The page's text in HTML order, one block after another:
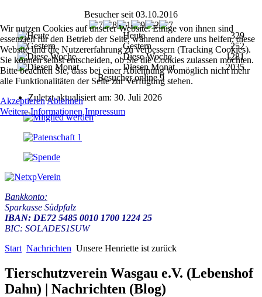
Besucher seit 03.10.2016
Heute
329
Gestern
252
Diese Woche
1281
Diesen Monat
2035
Besucher online 9
Zuletzt aktualisiert am: 30. Juli 2026
Bankkonto:
Sparkasse Südpfalz
IBAN: DE72 5485 0010 1700 1224 25
BIC: SOLADES1SUW
Start Nachrichten Unsere Henriette ist zurück
Tierschutzverein Wasgau e.V. (Lebenshof
Dahn) | Nachrichten (Blog)
Wir nutzen Cookies auf unserer Website. Einige von ihnen sind
essenziell für den Betrieb der Seite, während andere uns helfen, diese
Website und die Nutzererfahrung zu verbessern (Tracking Cookies).
Sie können selbst entscheiden, ob Sie die Cookies zulassen möchten.
Bitte beachten Sie, dass bei einer Ablehnung womöglich nicht mehr
alle Funktionalitäten der Seite zur Verfügung stehen.
AkzeptierenAblehnen
Weitere Informationen Impressum